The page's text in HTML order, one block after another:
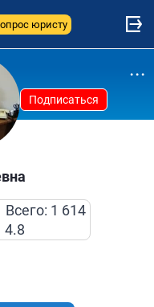
юристу
Подписаться
...
Всего: 1 614
4.8